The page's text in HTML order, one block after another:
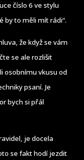
číslo 6 ve stylu
by to měli mít rádi“.
že když se vám
se ale rozlišit
osobnímu vkusu od
psaní. Je
bych si přál
je docela
se fakt hodí jezdit